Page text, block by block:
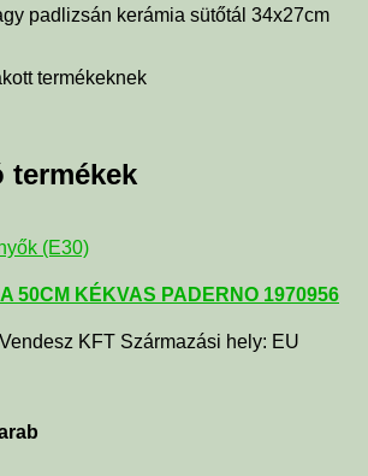
padlizsán kerámia sütőtál 34x27cm
termékeknek
termékek
(E30)
50CM KÉKVAS PADERNO 1970956
KFT Származási hely: EU